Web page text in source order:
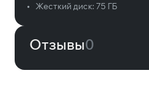
•
Жесткий диск: 75 ГБ
Отзывы0